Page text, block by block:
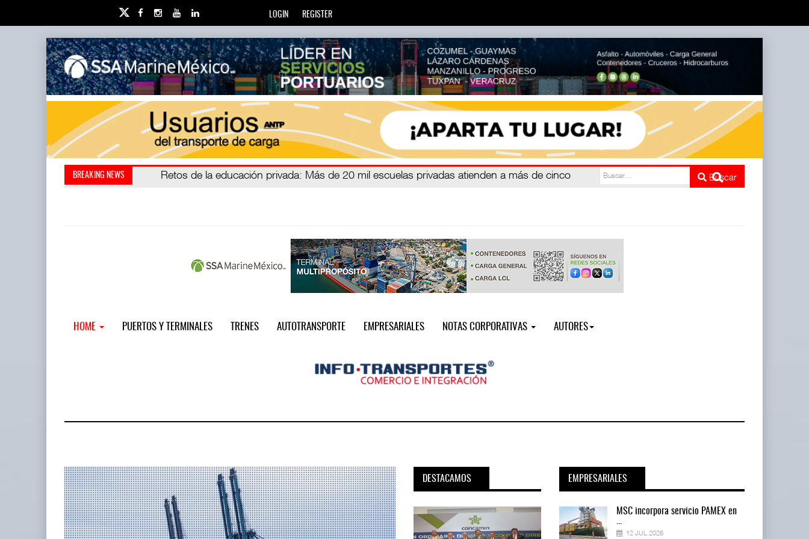
LOGIN REGISTER
BREAKING NEWS Miguel Ángel Bres encabezará
Retos de la educación privada: Más de 20 mil escuelas privadas atienden a más de cinco
Buscar
HOME PUERTOS Y TERMINALES TRENES AUTOTRANSPORTE EMPRESARIALES NOTAS CORPORATIVAS AUTORES
DESTACAMOS EMPRESARIALES
MSC incorpora servicio PAMEX en
...
12 JUL 2026
MSC incorpora servicio PAMEX en
...
12 JUL 2026
MSC incorpora servicio PAMEX en
12 JUL 2026